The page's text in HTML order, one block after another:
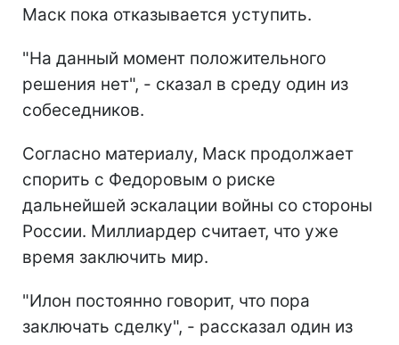
Маск пока отказывается уступить.
"На данный момент положительного
решения нет", - сказал в среду один из
собеседников.
Согласно материалу, Маск продолжает
спорить с Федоровым о риске
дальнейшей эскалации войны со стороны
России. Миллиардер считает, что уже
время заключить мир.
"Илон постоянно говорит, что пора
заключать сделку", - рассказал один из